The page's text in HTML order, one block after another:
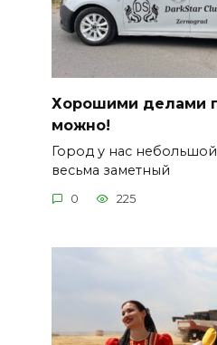
Хорошими делами
можно!
Город у нас
весьма заметный
0 225